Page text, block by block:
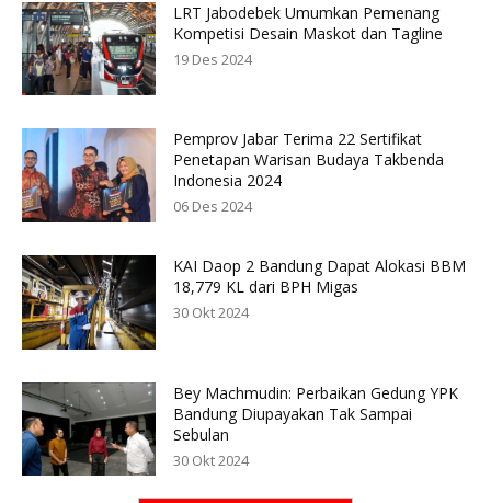
LRT Jabodebek Umumkan Pemenang
Kompetisi Desain Maskot dan Tagline
19 Des 2024
Pemprov Jabar Terima 22 Sertifikat
Penetapan Warisan Budaya Takbenda
Indonesia 2024
06 Des 2024
KAI Daop 2 Bandung Dapat Alokasi BBM
18,779 KL dari BPH Migas
30 Okt 2024
Bey Machmudin: Perbaikan Gedung YPK
Bandung Diupayakan Tak Sampai
Sebulan
30 Okt 2024